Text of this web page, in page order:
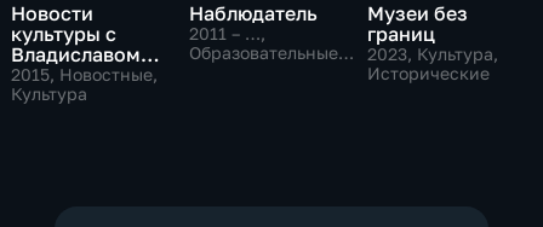
Новости
культуры с
Владиславом
Флярковским
2015, Новостные,
Культура
Наблюдатель
2011 – …,
Образовательные,
Музеи без
границ
2023, Культура,
Исторические